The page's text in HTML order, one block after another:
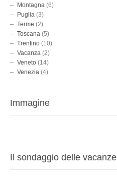
Montagna (6)
Puglia (3)
Terme (2)
Toscana (5)
Trentino (10)
Vacanza (2)
Veneto (14)
Venezia (4)
Immagine
Il sondaggio delle vacanze